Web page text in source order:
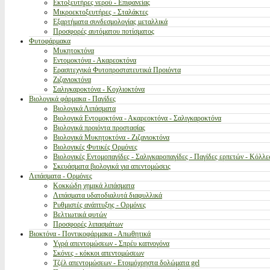
Εκτοξευτήρες νερού - Επιφανείας
Μικροεκτοξευτήρες - Σταλάκτες
Εξαρτήματα συνδεσμολογίας μεταλλικά
Προσφορές αυτόματου ποτίσματος
Φυτοφάρμακα
Μυκητοκτόνα
Εντομοκτόνα - Ακαρεοκτόνα
Ερασιτεχνικά Φυτοπροστατευτικά Προιόντα
Ζιζανιοκτόνα
Σαλιγκαροκτόνα - Κοχλιοκτόνα
Βιολογικά φάρμακα - Παγίδες
Βιολογικά Λιπάσματα
Βιολογικά Εντομοκτόνα - Ακαρεοκτόνα - Σαλιγκαροκτόνα
Βιολογικά προιόντα προστασίας
Βιολογικά Μυκητοκτόνα - Ζιζανιοκτόνα
Βιολογικές Φυτικές Ορμόνες
Βιολογικές Εντομοπαγίδες - Σαλιγκαροπαγίδες - Παγίδες ερπετών -
Σκευάσματα βιολογικά για απεντομώσεις
Λιπάσματα - Ορμόνες
Κοκκώδη χημικά λιπάσματα
Λιπάσματα υδατοδιαλυτά διαφυλλικά
Ρυθμιστές ανάπτυξης - Ορμόνες
Βελτιωτικά φυτών
Προσφορές λιπασμάτων
Βιοκτόνα - Ποντικοφάρμακα - Απωθητικά
Υγρά απεντομώσεων - Σπρέυ καπνογόνα
Σκόνες - κόκκοι απεντομώσεων
Τζέλ απεντομώσεων - Ετοιμόχρηστα δολώματα gel